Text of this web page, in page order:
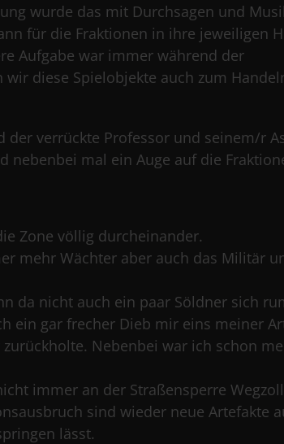
wurde das mit Durchsagen und
für die Fraktionen in ihre jeweiligen
Aufgabe war immer während der
diese Spielobjekte auch zum
der verrückte Professor und seinem/r
nebenbei mal ein Auge auf die
Zone völlig durcheinander.
mehr Wächter aber auch das Militär
da nicht auch ein paar Söldner sich
ein gar frecher Dieb mir eins meiner
Nebenbei war ich schon
immer an der Straßensperre
sind wieder neue Artefakte
lässt.